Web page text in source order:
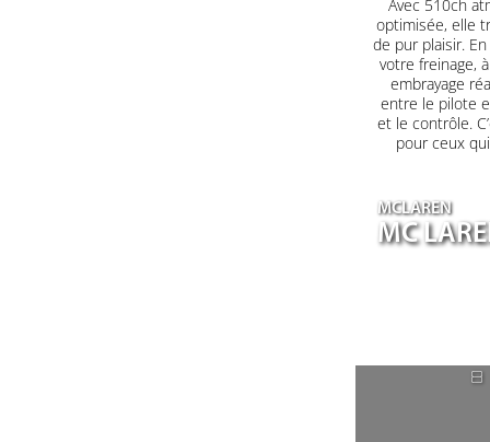
Avec 510ch
optimisée, elle
de pur plaisir.
votre freinage,
embrayage
entre le pilote
et le contrôle.
pour ceux
MCLAREN
MC
8